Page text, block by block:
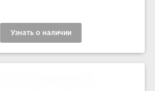
Узнать о наличии